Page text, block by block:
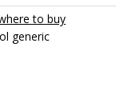
to buy
generic